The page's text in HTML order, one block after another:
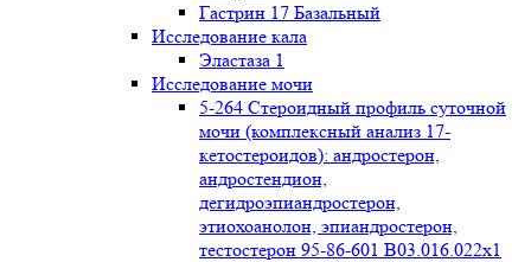
Гастрин 17 Базальный
Исследование кала
Эластаза 1
Исследование мочи
5-264 Стероидный профиль суточной
мочи (комплексный анализ 17-
кетостероидов): андростерон,
андростендион,
дегидроэпиандростерон,
этиохоанолон, эпиандростерон,
тестостерон 95-86-601 B03.016.022x1